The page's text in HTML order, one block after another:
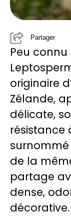
Partager
Peu
originaire
Zélande,
délicate,
résistance
surnommé
de la
partage
dense,
décorative.